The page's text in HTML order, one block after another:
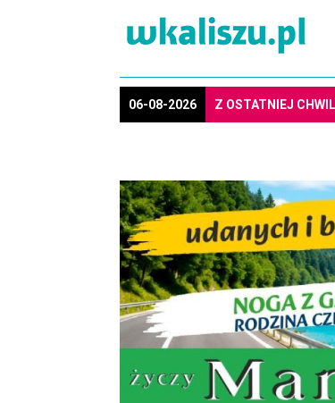
06-08-2026 Z OSTATNIEJ CHWILI